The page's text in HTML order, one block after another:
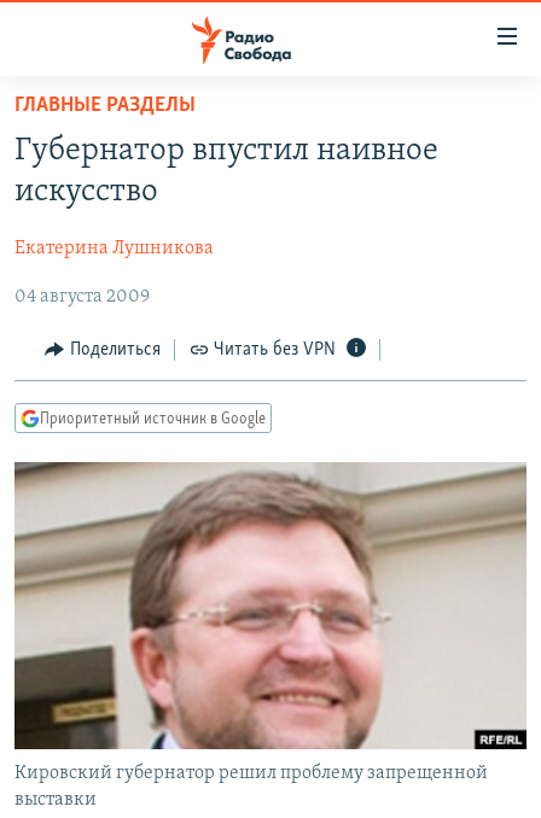
упрощенного
доступа
основному
Вернутся
главной
навигации
Вернутся
поиску
ПРОГРАММЫ
ПОДКАСТЫ
АВТОРСКИЕ ПРОЕКТЫ
ЦИТАТЫ СВОБОДЫ
МНЕНИЯ
КУЛЬТУРА
IDEL.РЕАЛИИ
КАВКАЗ.РЕАЛИИ
СЕВЕР.РЕАЛИИ
СИБИРЬ.РЕАЛИИ
РАСПИСАНИЕ ВЕЩАНИЯ
ПОДПИШИТЕСЬ НА РАССЫЛКУ
СОЦИАЛЬНЫЕ СЕТИ
ГЛАВНЫЕ РАЗДЕЛЫ
Губернатор впустил наивное
искусство
Екатерина Лушникова
04 августа 2009
Поделиться Читать без VPN
Приоритетный источник в Google
Кировский губернатор решил проблему запрещенной
выставки